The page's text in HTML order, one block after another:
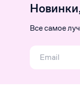
Все самое